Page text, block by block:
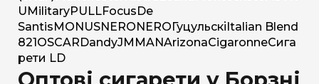
U MilitaryPULLFocus De
Santis MONUSNERO NERO Гуцульскі Italian Blend
821 OSCAR DandyJM MANArizonaCigaronneСига
рети LD